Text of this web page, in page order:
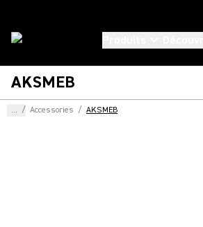
AKSMEB
... / Accessories / AKSMEB